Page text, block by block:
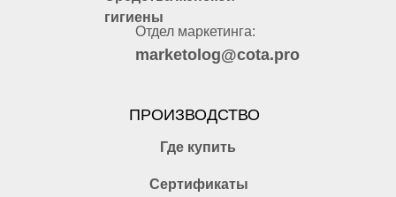
гигиены
Отдел маркетинга:
ПРОИЗВОДСТВО
Где купить
Сертификаты
marketolog@cota.pro